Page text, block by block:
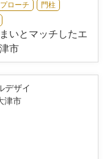
ローチ
門柱
いとマッチしたエ
市